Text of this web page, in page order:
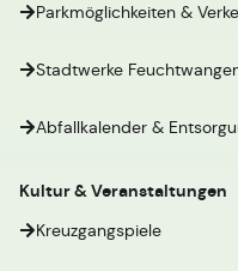
Parkmöglichkeiten &
Stadtwerke
Abfallkalender &
Kultur & Veranstaltungen
Kreuzgangspiele